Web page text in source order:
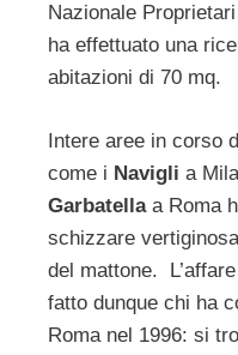
Nazionale
ha effettuato una
abitazioni di 70 mq.
Intere aree in corso
come i Navigli a
Garbatellaa Roma
schizzare
del mattone.
fatto dunque chi ha
Roma nel 1996: si